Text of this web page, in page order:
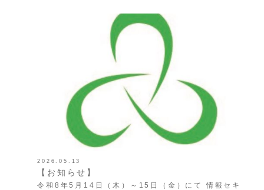
2026.05.13
【お知らせ】
令和8年5月14日（木）～15日（金）にて 情報セキ